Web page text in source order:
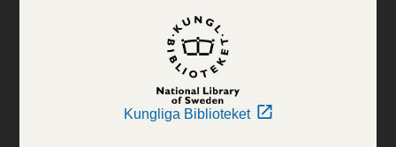
Kungliga Biblioteket